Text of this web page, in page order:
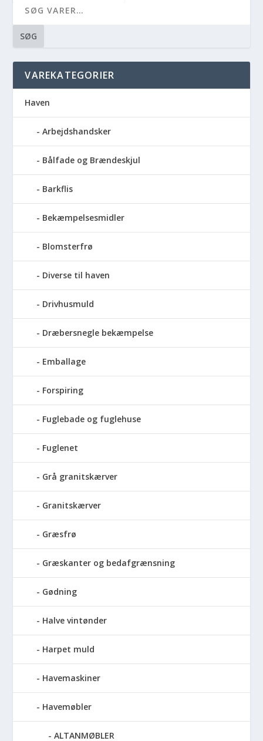
SØG
VAREKATEGORIER
Haven
Arbejdshandsker
Bålfade og Brændeskjul
Barkflis
Bekæmpelsesmidler
Blomsterfrø
Diverse til haven
Drivhusmuld
Dræbersnegle bekæmpelse
Emballage
Forspiring
Fuglebade og fuglehuse
Fuglenet
Grå granitskærver
Granitskærver
Græsfrø
Græskanter og bedafgrænsning
Gødning
Halve vintønder
Harpet muld
Havemaskiner
Havemøbler
ALTANMØBLER